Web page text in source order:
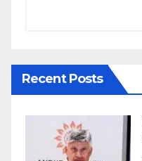
Recent Posts